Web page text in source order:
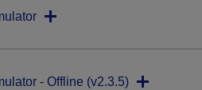
- Offline (v2.3.5)